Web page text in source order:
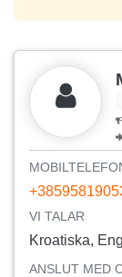
VI TALAR
Kroatiska,
ANSLUT MED